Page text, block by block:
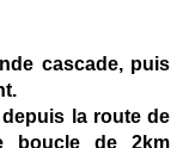
cascade, puis
la route de
boucle de 2km